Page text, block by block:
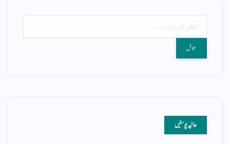
حالیہ پوسٹیں